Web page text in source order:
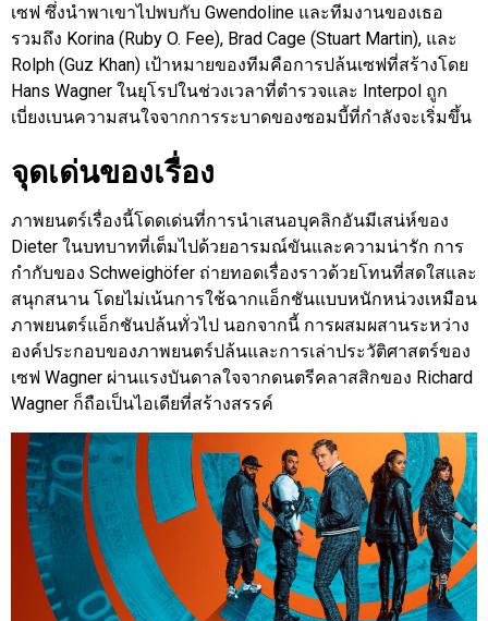
เซฟ ซึ่งนำพาเขาไปพบกับ Gwendoline และทีมงานของเธอ
รวมถึง Korina (Ruby O. Fee), Brad Cage (Stuart Martin), และ
Rolph (Guz Khan) เป้าหมายของทีมคือการปล้นเซฟที่สร้างโดย
Hans Wagner ในยุโรปในช่วงเวลาที่ตำรวจและ Interpol ถูก
เบี่ยงเบนความสนใจจากการระบาดของซอมบี้ที่กำลังจะเริ่มขึ้น
จุดเด่นของเรื่อง
ภาพยนตร์เรื่องนี้โดดเด่นที่การนำเสนอบุคลิกอันมีเสน่ห์ของ
Dieter ในบทบาทที่เต็มไปด้วยอารมณ์ขันและความน่ารัก การ
กำกับของ Schweighöfer ถ่ายทอดเรื่องราวด้วยโทนที่สดใสและ
สนุกสนาน โดยไม่เน้นการใช้ฉากแอ็กชันแบบหนักหน่วงเหมือน
ภาพยนตร์แอ็กชันปล้นทั่วไป นอกจากนี้ การผสมผสานระหว่าง
องค์ประกอบของภาพยนตร์ปล้นและการเล่าประวัติศาสตร์ของ
เซฟ Wagner ผ่านแรงบันดาลใจจากดนตรีคลาสสิกของ Richard
Wagner ก็ถือเป็นไอเดียที่สร้างสรรค์